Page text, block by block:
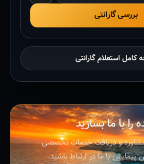
بررسی گارانتی
کامل استعلام گارانتی
را با ما بسازید
و دریافت خدمات تخصصی
با ما در ارتباط باشید.